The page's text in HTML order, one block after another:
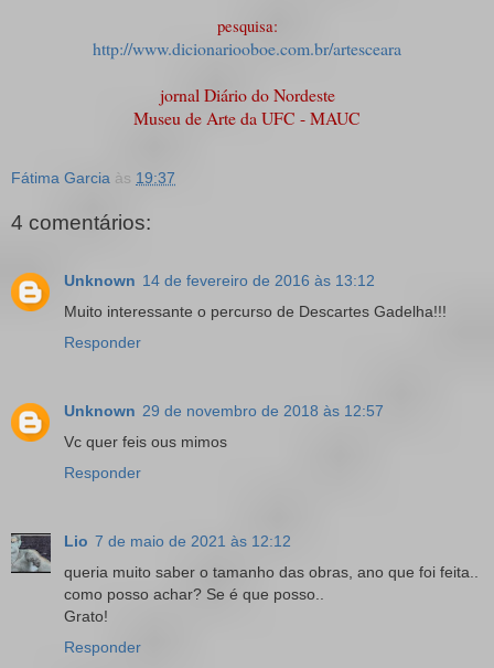
pesquisa:
http://www.dicionariooboe.com.br/artesceara
jornal Diário do Nordeste
Museu de Arte da UFC - MAUC
Fátima Garcia às 19:37
4 comentários:
Unknown 14 de fevereiro de 2016 às 13:12
Muito interessante o percurso de Descartes Gadelha!!!
Responder
Unknown 29 de novembro de 2018 às 12:57
Vc quer feis ous mimos
Responder
Lio 7 de maio de 2021 às 12:12
queria muito saber o tamanho das obras, ano que foi feita..
como posso achar? Se é que posso..
Grato!
Responder